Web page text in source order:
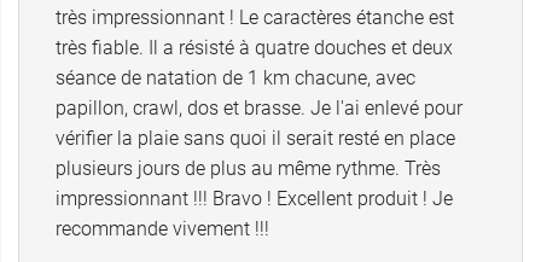
très impressionnant ! Le caractères étanche est
très fiable. Il a résisté à quatre douches et deux
séance de natation de 1 km chacune, avec
papillon, crawl, dos et brasse. Je l'ai enlevé pour
vérifier la plaie sans quoi il serait resté en place
plusieurs jours de plus au même rythme. Très
impressionnant !!! Bravo ! Excellent produit ! Je
recommande vivement !!!